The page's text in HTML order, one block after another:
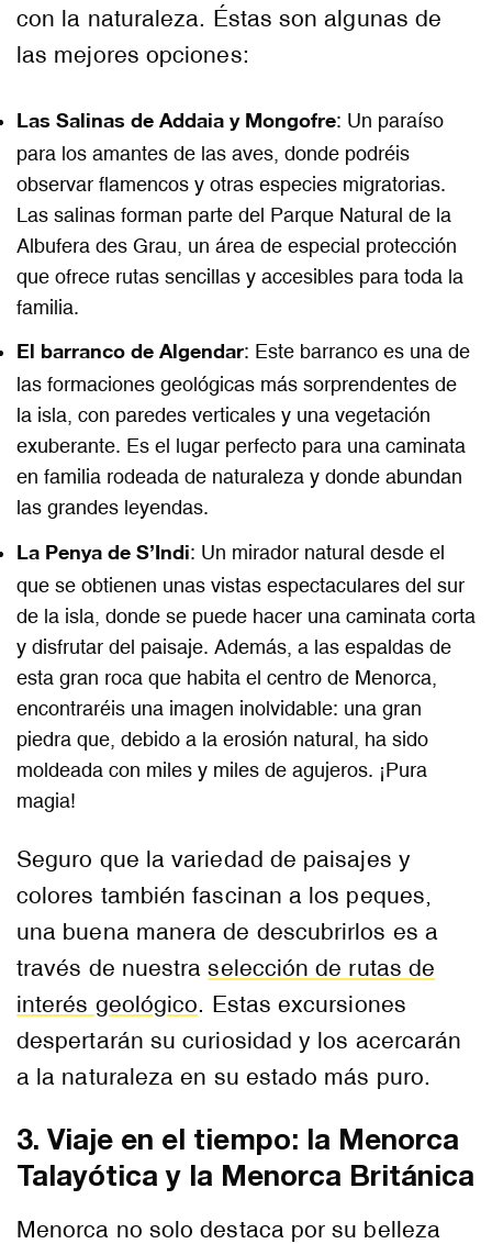
con la naturaleza. Éstas son algunas de
las mejores opciones:
Las Salinas de Addaia y Mongofre: Un paraíso
para los amantes de las aves, donde podréis
observar flamencos y otras especies migratorias.
Las salinas forman parte del Parque Natural de la
Albufera des Grau, un área de especial protección
que ofrece rutas sencillas y accesibles para toda la
familia.
El barranco de Algendar: Este barranco es una de
las formaciones geológicas más sorprendentes de
la isla, con paredes verticales y una vegetación
exuberante. Es el lugar perfecto para una caminata
en familia rodeada de naturaleza y donde abundan
las grandes leyendas.
La Penya de S’Indi: Un mirador natural desde el
que se obtienen unas vistas espectaculares del sur
de la isla, donde se puede hacer una caminata corta
y disfrutar del paisaje. Además, a las espaldas de
esta gran roca que habita el centro de Menorca,
encontraréis una imagen inolvidable: una gran
piedra que, debido a la erosión natural, ha sido
moldeada con miles y miles de agujeros. ¡Pura
magia!
Seguro que la variedad de paisajes y
colores también fascinan a los peques,
una buena manera de descubrirlos es a
través de nuestraselección de rutas de
interés geológico. Estas excursiones
despertarán su curiosidad y los acercarán
a la naturaleza en su estado más puro.
3. Viaje en el tiempo: la Menorca
Talayótica y la Menorca Británica
Menorca no solo destaca por su belleza